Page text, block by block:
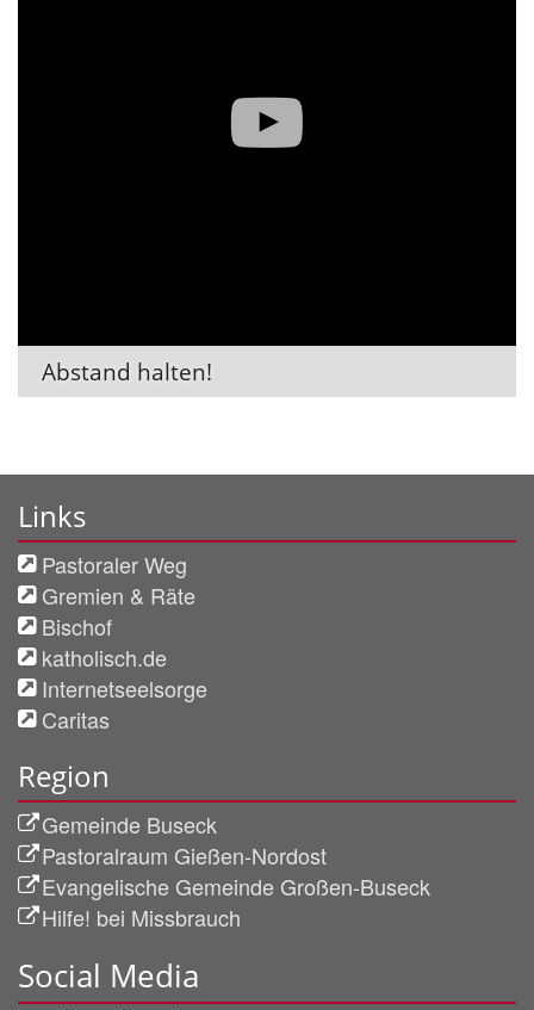
Abstand halten!
Links
Pastoraler Weg
Gremien & Räte
Bischof
katholisch.de
Internetseelsorge
Caritas
Region
Gemeinde Buseck
Pastoralraum Gießen-Nordost
Evangelische Gemeinde Großen-Buseck
Hilfe! bei Missbrauch
Social Media